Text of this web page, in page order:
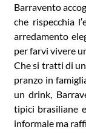
Barravento
che rispecchia
arredamento
per farvi vivere
Che si tratti di
pranzo in
un drink,
tipici brasiliane
informale ma